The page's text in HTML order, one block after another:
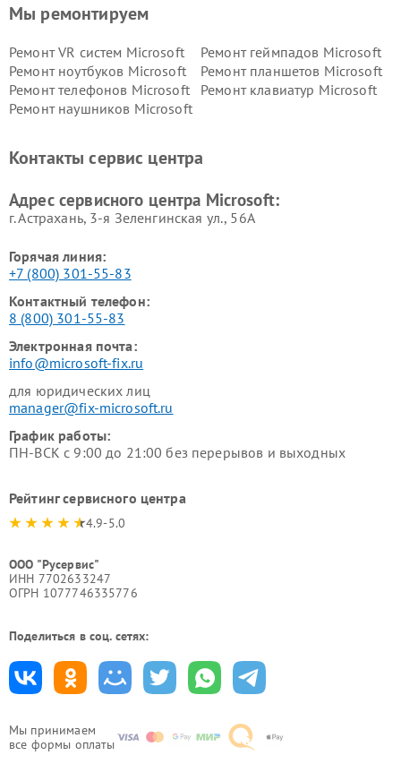
Мы принимаем
все формы оплаты
Мы ремонтируем
Ремонт VR систем Microsoft
Ремонт геймпадов Microsoft
Ремонт ноутбуков Microsoft
Ремонт планшетов Microsoft
Ремонт телефонов Microsoft
Ремонт клавиатур Microsoft
Ремонт наушников Microsoft
Контакты сервис центра
Адрес сервисного центра Microsoft:
г. Астрахань, 3-я Зеленгинская ул., 56А
Горячая линия:
+7 (800) 301-55-83
Контактный телефон:
8 (800) 301-55-83
Электронная почта:
info@microsoft-fix.ru
для юридических лиц
manager@fix-microsoft.ru
График работы:
ПН-ВСК с 9:00 до 21:00 без перерывов и выходных
Рейтинг сервисного центра
4.9-5.0
ООО "Русервис"
ИНН 7702633247
ОГРН 1077746335776
Поделиться в соц. сетях: